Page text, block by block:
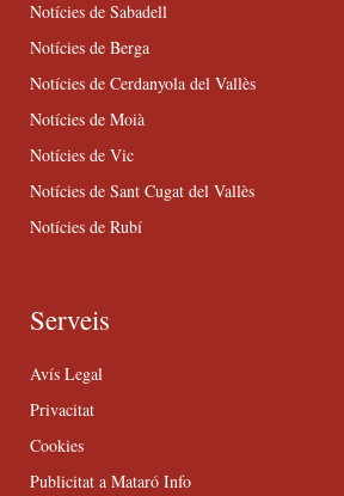
Notícies de Sabadell
Notícies de Berga
Notícies de Cerdanyola del Vallès
Notícies de Moià
Notícies de Vic
Notícies de Sant Cugat del Vallès
Notícies de Rubí
Serveis
Avís Legal
Privacitat
Cookies
Publicitat a Mataró Info